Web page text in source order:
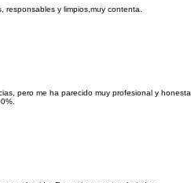
y limpios,muy contenta.
pero me ha parecido muy profesional y honesta